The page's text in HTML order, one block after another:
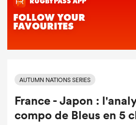
AUTUMN NATIONS SERIES
France - Japon :
compo de Bleus en 5